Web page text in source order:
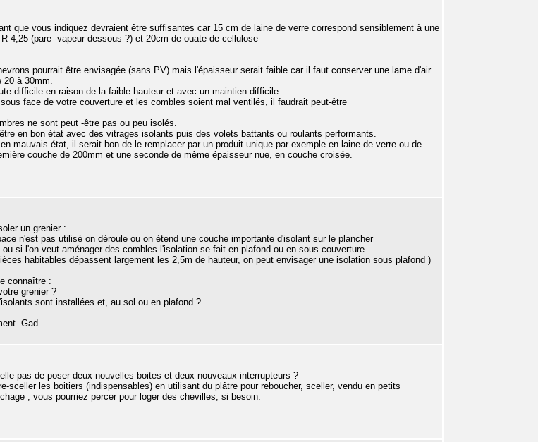
que vous indiquez devraient être suffisantes car 15 cm de laine de verre correspond sensiblement à une
4,25 (pare -vapeur dessous ?) et 20cm de ouate de cellulose
pourrait être envisagée (sans PV) mais l'épaisseur serait faible car il faut conserver une lame d'air
à 30mm.
difficile en raison de la faible hauteur et avec un maintien difficile.
face de votre couverture et les combles soient mal ventilés, il faudrait peut-être
ne sont peut -être pas ou peu isolés.
en bon état avec des vitrages isolants puis des volets battants ou roulants performants.
mauvais état, il serait bon de le remplacer par un produit unique par exemple en laine de verre ou de
couche de 200mm et une seconde de même épaisseur nue, en couche croisée.
un grenier :
n'est pas utilisé on déroule ou on étend une couche importante d'isolant sur le plancher
si l'on veut aménager des combles l'isolation se fait en plafond ou en sous couverture.
habitables dépassent largement les 2,5m de hauteur, on peut envisager une isolation sous plafond )
connaître :
grenier ?
sont installées et, au sol ou en plafond ?
Gad
pas de poser deux nouvelles boites et deux nouveaux interrupteurs ?
sceller les boitiers (indispensables) en utilisant du plâtre pour reboucher, sceller, vendu en petits
, vous pourriez percer pour loger des chevilles, si besoin.